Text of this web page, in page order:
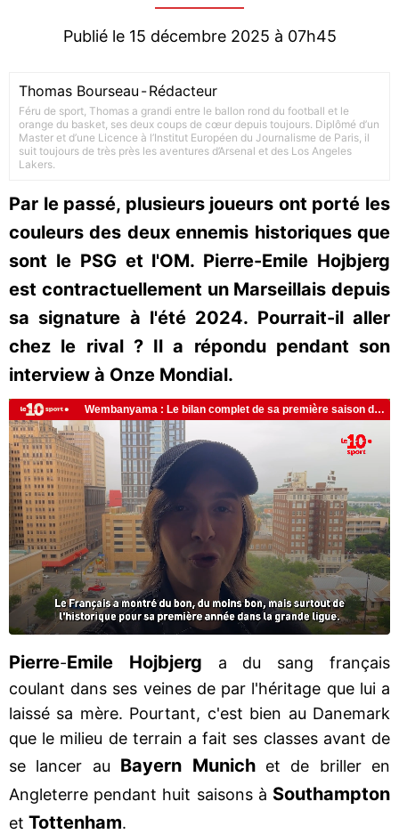
Publié le 15 décembre 2025 à 07h45
Thomas Bourseau -Rédacteur
Féru de sport, Thomas a grandi entre le ballon rond du football et le
orange du basket, ses deux coups de cœur depuis toujours. Diplômé d’un
Master et d’une Licence à l’Institut Européen du Journalisme de Paris, il
suit toujours de très près les aventures d’Arsenal et des Los Angeles
Lakers.
Par le passé, plusieurs joueurs ont porté les
couleurs des deux ennemis historiques que
sont le PSG et l'OM. Pierre-Emile Hojbjerg
est contractuellement un Marseillais depuis
sa signature à l'été 2024. Pourrait-il aller
chez le rival ? Il a répondu pendant son
interview à Onze Mondial.
Pierre-Emile Hojbjerg
a du sang français
coulant dans ses veines de par l'héritage que lui a
laissé sa mère. Pourtant, c'est bien au Danemark
que le milieu de terrain a fait ses classes avant de
se lancer au Bayern Munich et de briller en
Angleterre pendant huit saisons à Southampton
et Tottenham.